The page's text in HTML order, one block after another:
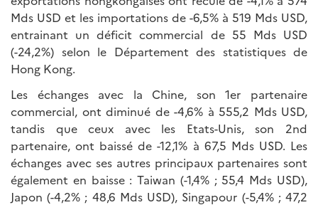
Mds USD et les importations de -6,5% à 519 Mds USD,
entrainant un déficit commercial de 55 Mds USD
(-24,2%) selon le Département des statistiques de
Hong Kong.
Les échanges avec la Chine, son 1er partenaire
commercial, ont diminué de -4,6% à 555,2 Mds USD,
tandis que ceux avec les Etats-Unis, son 2nd
partenaire, ont baissé de -12,1% à 67,5 Mds USD. Les
échanges avec ses autres principaux partenaires sont
également en baisse : Taiwan (-1,4% ; 55,4 Mds USD),
Japon (-4,2% ; 48,6 Mds USD), Singapour (-5,4% ; 47,2